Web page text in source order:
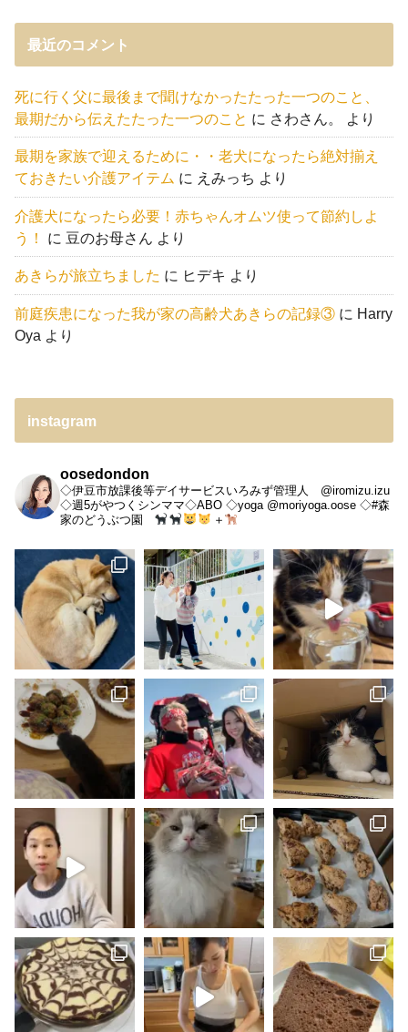
最近のコメント
死に行く父に最後まで聞けなかったたった一つのこと、
最期だから伝えたたった一つのこと に さわさん。 より
最期を家族で迎えるために・・老犬になったら絶対揃え
ておきたい介護アイテム に えみっち より
介護犬になったら必要！赤ちゃんオムツ使って節約しよ
う！
に 豆のお母さん より
あきらが旅立ちました に ヒデキ より
前庭疾患になった我が家の高齢犬あきらの記録③ に Harry
Oya より
instagram
oosedondon
◇伊豆市放課後等デイサービスいろみず管理人 @iromizu.izu
◇週5がやつくシンママ◇ABO ◇yoga @moriyoga.oose ◇#森
家のどうぶつ園
＋